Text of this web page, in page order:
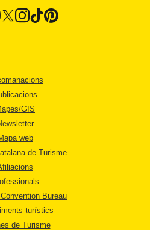
GIS
web
de Turisme
Bureau
turístics
de Turisme